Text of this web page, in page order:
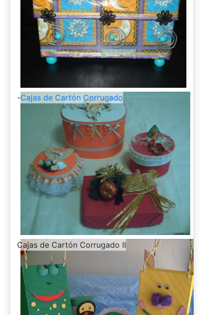
-Cajas de Cartón Corrugado
-
Cajas de Cartón Corrugado II